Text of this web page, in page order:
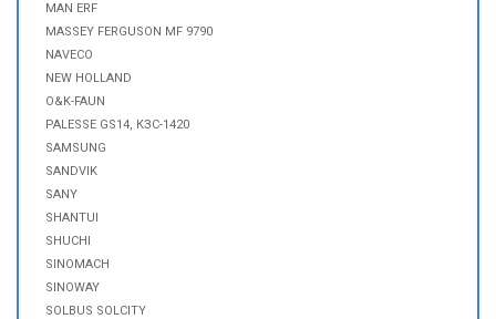
MAN ERF
MASSEY FERGUSON MF 9790
NAVECO
NEW HOLLAND
O&K-FAUN
PALESSE GS14, КЗС-1420
SAMSUNG
SANDVIK
SANY
SHANTUI
SHUCHI
SINOMACH
SINOWAY
SOLBUS SOLCITY